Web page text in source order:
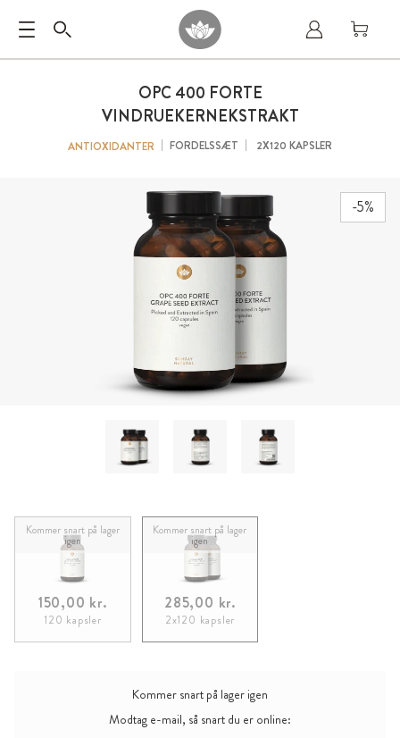
-5%
OPC400 FORTE
VINDRUEKERNEKSTRAKT
ANTIOXIDANTER FORDELSSÆT 2X120 KAPSLER
Kommer snart på lager
igen
150,00 kr.
120 kapsler
Kommer snart på lager
igen
285,00 kr.
2x120 kapsler
Kommer snart på lager igen
Modtag e-mail, så snart du er online: